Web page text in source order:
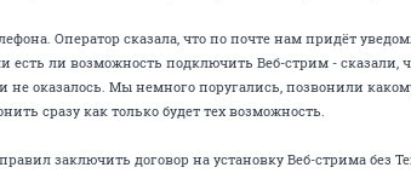
Оператор сказала, что по почте нам придёт
ли возможность подключить Веб-стрим - сказали,
не оказалось. Мы немного поругались, позвонили
сразу как только будет тех возможность.
заключить договор на установку Веб-стрима без